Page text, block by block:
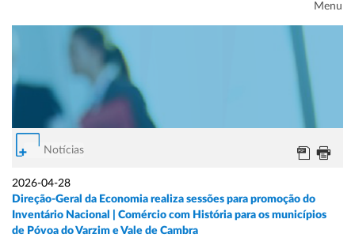
Menu
Notícias
2026-04-28
Direção-Geral da Economia realiza sessões para promoção do
Inventário Nacional | Comércio com História para os municípios
de Póvoa do Varzim e Vale de Cambra